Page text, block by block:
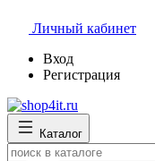
Личный кабинет
Вход
Регистрация
Каталог